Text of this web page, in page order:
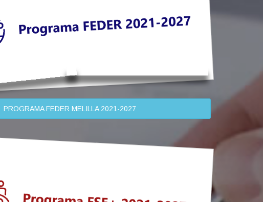
PROGRAMA FEDER MELILLA 2021-2027